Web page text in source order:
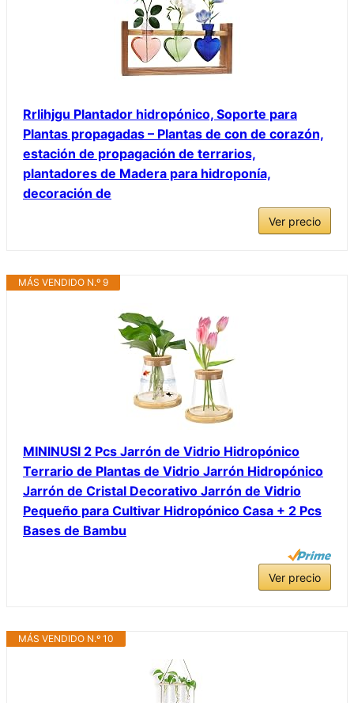
Rrlihjgu Plantador hidropónico, Soporte para
Plantas propagadas – Plantas de con de corazón,
estación de propagación de terrarios,
plantadores de Madera para hidroponía,
decoración de
Ver precio
MÁS VENDIDO N.º 9
MININUSI 2 Pcs Jarrón de Vidrio Hidropónico
Terrario de Plantas de Vidrio Jarrón Hidropónico
Jarrón de Cristal Decorativo Jarrón de Vidrio
Pequeño para Cultivar Hidropónico Casa + 2 Pcs
Bases de Bambu
Ver precio
MÁS VENDIDO N.º 10